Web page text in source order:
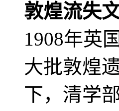
敦煌流失
1908年英
大批敦煌
下，清学